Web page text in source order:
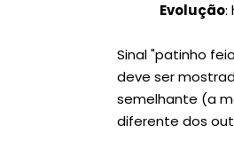
Evolução:
Sinal "patinho
deve ser
semelhante (a
diferente dos